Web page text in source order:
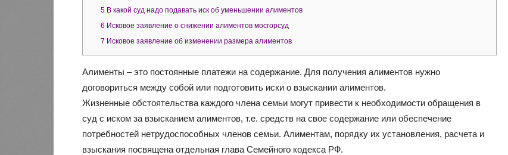
5 В какой суд надо подавать иск об уменьшении алиментов
6 Исковое заявление о снижении алиментов мосгорсуд
7 Исковое заявление об изменении размера алиментов
Алименты – это постоянные платежи на содержание. Для получения алиментов нужно
договориться между собой или подготовить иски о взыскании алиментов.
Жизненные обстоятельства каждого члена семьи могут привести к необходимости обращения в
суд с иском за взысканием алиментов, т.е. средств на свое содержание или обеспечение
потребностей нетрудоспособных членов семьи. Алиментам, порядку их установления, расчета и
взыскания посвящена отдельная глава Семейного кодекса РФ.